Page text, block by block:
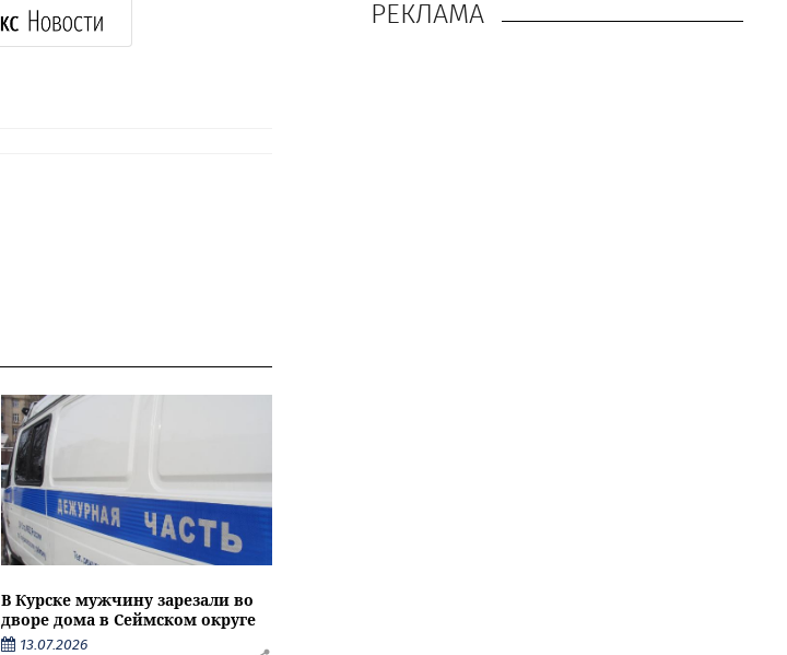
В Курске мужчину зарезали во
дворе дома в Сеймском округе
13.07.2026
РЕКЛАМА